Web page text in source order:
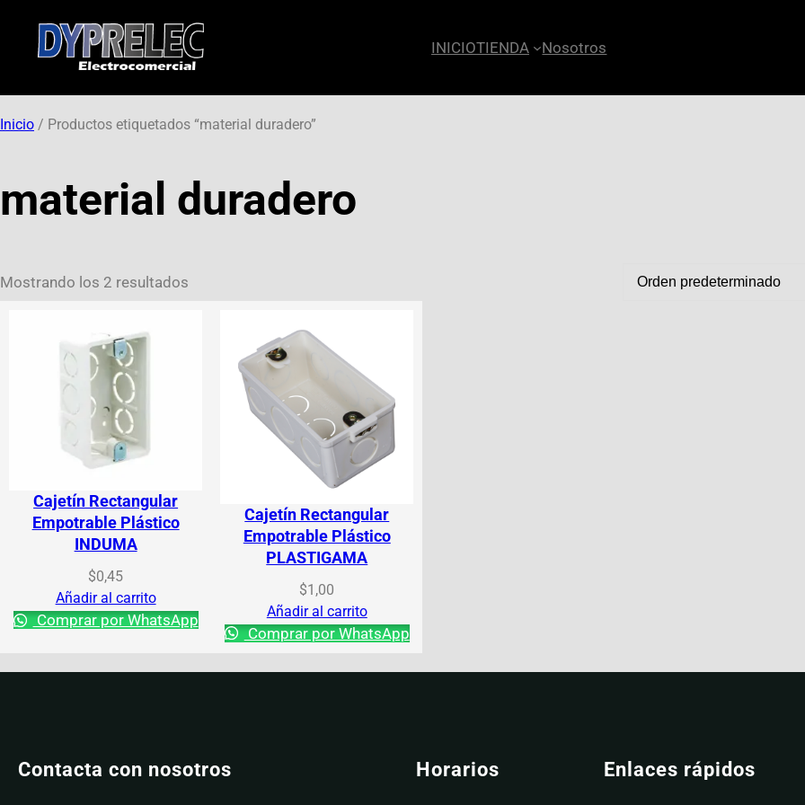
INICIOTIENDA Nosotros
Inicio / Productos etiquetados “material duradero”
material duradero
Mostrando los 2 resultados
Cajetín Rectangular
Empotrable Plástico
INDUMA
$0,45
Añadir al carrito
Comprar por WhatsApp
Cajetín Rectangular
Empotrable Plástico
PLASTIGAMA
$1,00
Añadir al carrito
Comprar por WhatsApp
Contacta con nosotros Horarios Enlaces rápidos